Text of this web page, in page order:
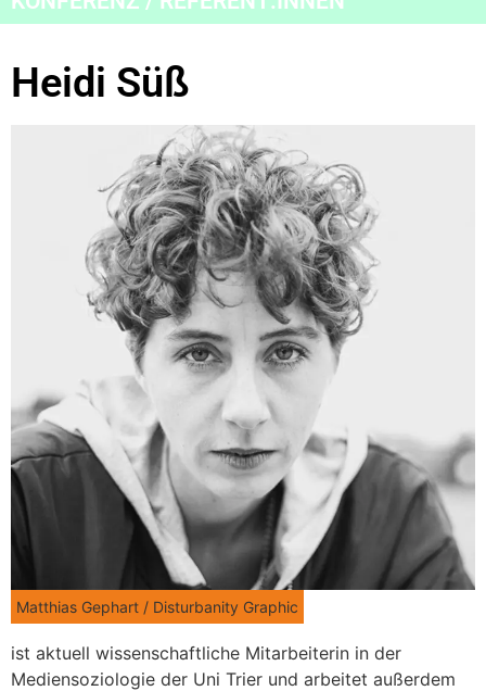
Heidi Süß
Matthias Gephart / Disturbanity Graphic
ist aktuell wissenschaftliche Mitarbeiterin in der
Mediensoziologie der Uni Trier und arbeitet außerdem